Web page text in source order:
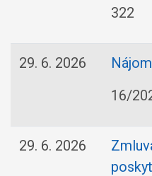
322
29. 6. 2026
16/
29. 6. 2026